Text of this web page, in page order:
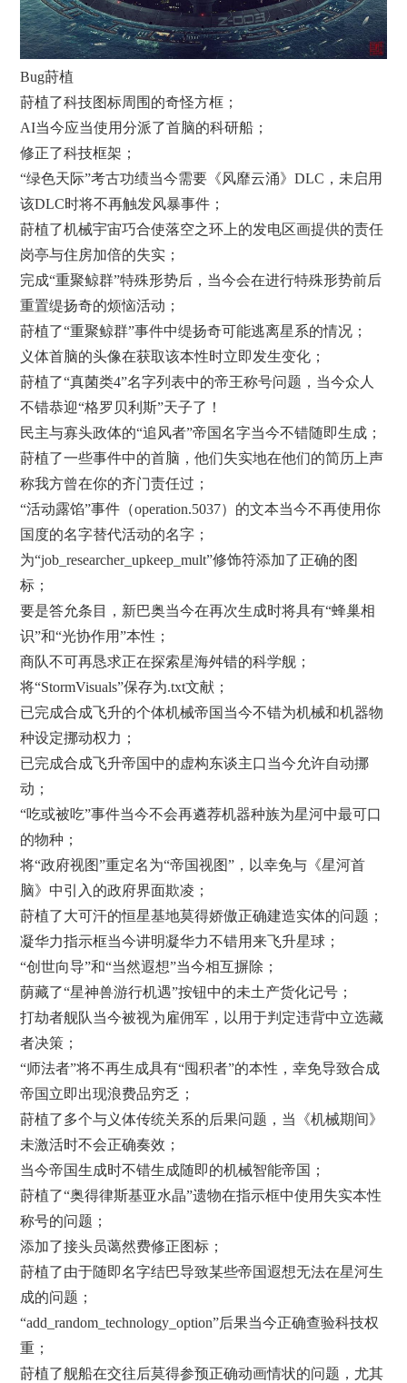
Bug莳植
莳植了科技图标周围的奇怪方框；
AI当今应当使用分派了首脑的科研船；
修正了科技框架；
“绿色天际”考古功绩当今需要《风靡云涌》DLC，未启用
该DLC时将不再触发风暴事件；
莳植了机械宇宙巧合使落空之环上的发电区画提供的责任
岗亭与住房加倍的失实；
完成“重聚鲸群”特殊形势后，当今会在进行特殊形势前后
重置缇扬奇的烦恼活动；
莳植了“重聚鲸群”事件中缇扬奇可能逃离星系的情况；
义体首脑的头像在获取该本性时立即发生变化；
莳植了“真菌类4”名字列表中的帝王称号问题，当今众人
不错恭迎“格罗贝利斯”天子了！
民主与寡头政体的“追风者”帝国名字当今不错随即生成；
莳植了一些事件中的首脑，他们失实地在他们的简历上声
称我方曾在你的齐门责任过；
“活动露馅”事件（operation.5037）的文本当今不再使用你
国度的名字替代活动的名字；
为“job_researcher_upkeep_mult”修饰符添加了正确的图
标；
要是答允条目，新巴奥当今在再次生成时将具有“蜂巢相
识”和“光协作用”本性；
商队不可再恳求正在探索星海舛错的科学舰；
将“StormVisuals”保存为.txt文献；
已完成合成飞升的个体机械帝国当今不错为机械和机器物
种设定挪动权力；
已完成合成飞升帝国中的虚构东谈主口当今允许自动挪
动；
“吃或被吃”事件当今不会再遴荐机器种族为星河中最可口
的物种；
将“政府视图”重定名为“帝国视图”，以幸免与《星河首
脑》中引入的政府界面欺凌；
莳植了大可汗的恒星基地莫得娇傲正确建造实体的问题；
凝华力指示框当今讲明凝华力不错用来飞升星球；
“创世向导”和“当然遐想”当今相互摒除；
荫藏了“星神兽游行机遇”按钮中的未土产货化记号；
打劫者舰队当今被视为雇佣军，以用于判定违背中立选藏
者决策；
“师法者”将不再生成具有“囤积者”的本性，幸免导致合成
帝国立即出现浪费品穷乏；
莳植了多个与义体传统关系的后果问题，当《机械期间》
未激活时不会正确奏效；
当今帝国生成时不错生成随即的机械智能帝国；
莳植了“奥得律斯基亚水晶”遗物在指示框中使用失实本性
称号的问题；
添加了接头员蔼然费修正图标；
莳植了由于随即名字结巴导致某些帝国遐想无法在星河生
成的问题；
“add_random_technology_option”后果当今正确查验科技权
重；
莳植了舰船在交往后莫得参预正确动画情状的问题，尤其